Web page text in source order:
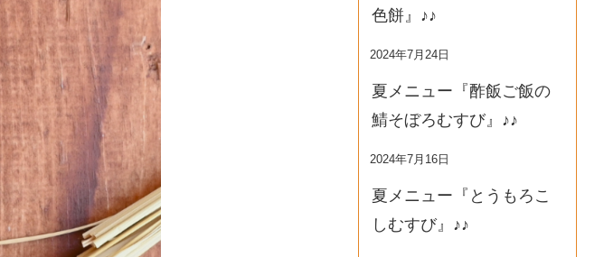
色餅』♪♪
2024年7月24日
夏メニュー『酢飯ご飯の
鯖そぼろむすび』♪♪
2024年7月16日
夏メニュー『とうもろこ
しむすび』♪♪